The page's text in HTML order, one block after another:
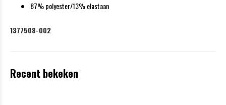
87% polyester/13% elastaan
1377508-002
Recent bekeken